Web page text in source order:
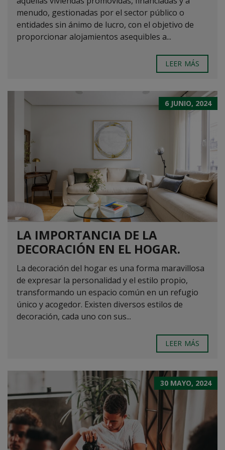
menudo, gestionadas por el sector público o
entidades sin ánimo de lucro, con el objetivo de
proporcionar alojamientos asequibles a...
LEER MÁS
6 JUNIO, 2024
LA IMPORTANCIA DE LA
DECORACIÓN EN EL HOGAR.
La decoración del hogar es una forma maravillosa
de expresar la personalidad y el estilo propio,
transformando un espacio común en un refugio
único y acogedor. Existen diversos estilos de
decoración, cada uno con sus...
LEER MÁS
30 MAYO, 2024